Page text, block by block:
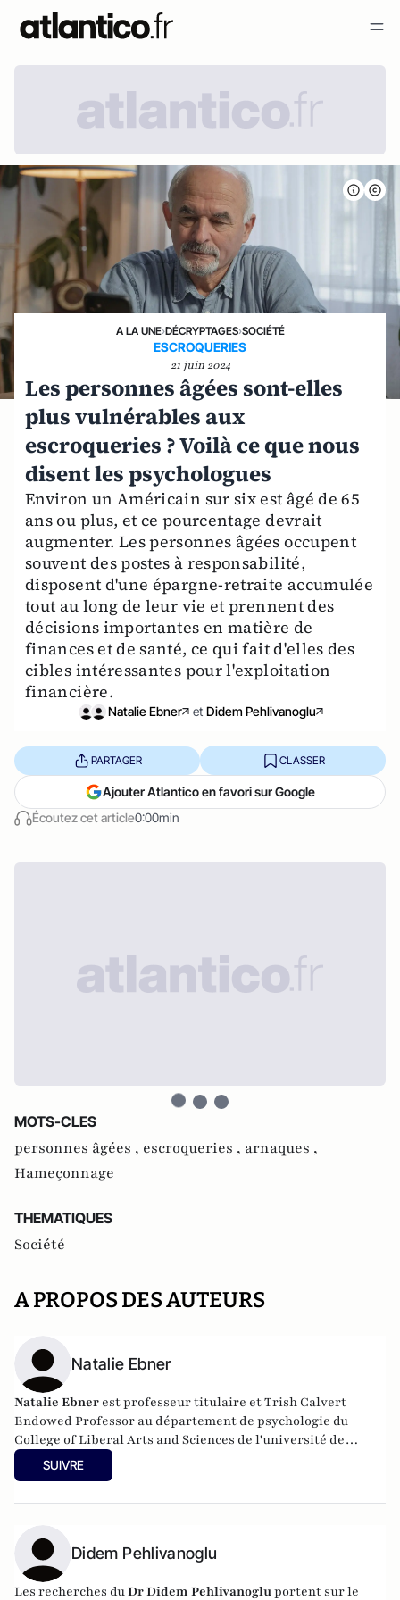
A LA UNE›DÉCRYPTAGES›SOCIÉTÉ
ESCROQUERIES
21 juin 2024
Les personnes âgées sont-elles
plus vulnérables aux
escroqueries ? Voilà ce que nous
disent les psychologues
Environ un Américain sur six est âgé de 65
ans ou plus, et ce pourcentage devrait
augmenter. Les personnes âgées occupent
souvent des postes à responsabilité,
disposent d'une épargne-retraite accumulée
tout au long de leur vie et prennent des
décisions importantes en matière de
finances et de santé, ce qui fait d'elles des
cibles intéressantes pour l'exploitation
financière.
Natalie Ebner et Didem Pehlivanoglu
Écoutez cet article0:00min
PARTAGER CLASSER
Ajouter Atlantico en favori sur Google
MOTS-CLES
personnes âgées , escroqueries , arnaques ,
Hameçonnage
THEMATIQUES
Société
A PROPOS DES AUTEURS
Natalie Ebner
Natalie Ebner est professeur titulaire et Trish Calvert
Endowed Professor au département de psychologie du
College of Liberal Arts and Sciences de l'université de
Floride.SUIVRE
Didem Pehlivanoglu
Les recherches duDr Didem Pehlivanogluportent sur le